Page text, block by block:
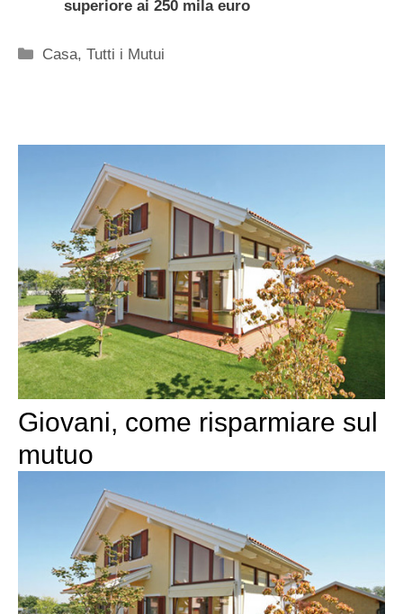
superiore ai 250 mila euro
Categorie
Casa,Tutti i Mutui
Giovani, come risparmiare sul
mutuo